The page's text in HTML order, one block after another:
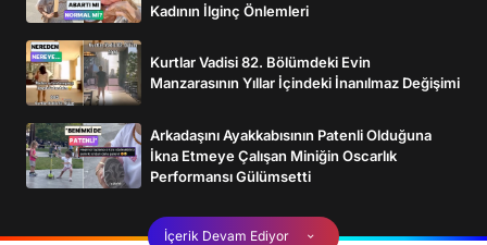
Kadının İlginç Önlemleri
Kurtlar Vadisi 82. Bölümdeki Evin
Manzarasının Yıllar İçindeki İnanılmaz Değişimi
Arkadaşını Ayakkabısının Patenli Olduğuna
İkna Etmeye Çalışan Miniğin Oscarlık
Performansı Gülümsetti
İçerik Devam Ediyor